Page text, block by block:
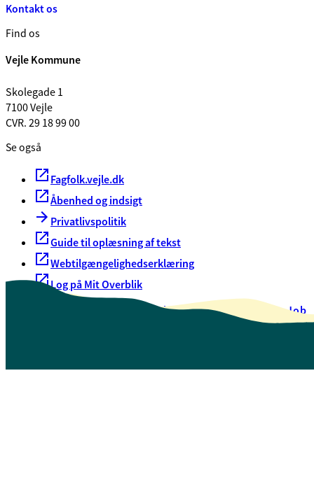
Kontakt os
Find os
Vejle Kommune
Skolegade 1
7100 Vejle
CVR. 29 18 99 00
Se også
Fagfolk.vejle.dk
Åbenhed og indsigt
Privatlivspolitik
Guide til oplæsning af tekst
Webtilgængelighedserklæring
Log på Mit Overblik
Oversigt over selvbetjeningJob